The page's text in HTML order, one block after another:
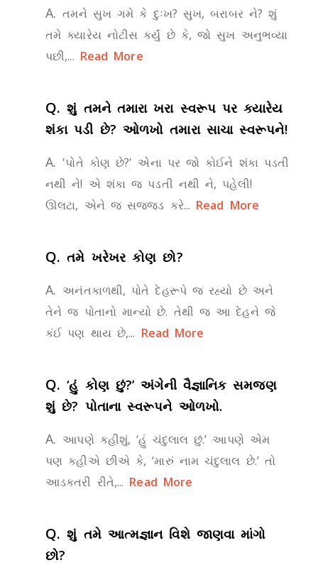
A.તમને સુખ ગમે કે દુઃખ? સુખ, બરાબર ને? શું
તમે ક્યારેય નોટીસ કર્યું છે કે, જો સુખ અનુભવ્યા
પછી,... Read More
Q.શું તમને તમારા ખરા સ્વરૂપ પર ક્યારેય
શંકા પડી છે? ઓળખો તમારા સાચા સ્વરૂપને!
A. 'પોતે કોણ છે?' એના પર જો કોઈને શંકા પડતી
નથી ને! એ શંકા જ પડતી નથી ને, પહેલી!
ઊલટા, એને જ સજ્જડ કરે... Read More
Q.તમે ખરેખર કોણ છો?
A. અનંતકાળથી, પોતે દેહરૂપે જ રહ્યો છે અને
તેને જ પોતાનો માન્યો છે. તેથી જ આ દેહને જે
કંઈ પણ થાય છે,... Read More
Q.‘હું કોણ છું?’ અંગેની વૈજ્ઞાનિક સમજણ
શું છે? પોતાના સ્વરૂપને ઓળખો.
A. આપણે કહીશું, ‘હું ચંદુલાલ છું.’ આપણે એમ
પણ કહીએ છીએ કે, ‘મારું નામ ચંદુલાલ છે.’ તો
આડકતરી રીતે,... Read More
Q.શું તમે આત્મજ્ઞાન વિશે જાણવા માંગો
છો?